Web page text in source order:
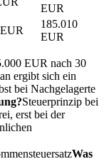
EUR
185.010
EUR
EUR nach 30
ergibt sich ein
bei Nachgelagerte
Steuerprinzip bei
erst bei der
Was